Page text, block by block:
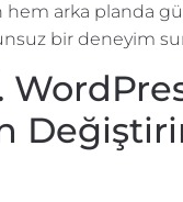
arka planda
bir deneyim